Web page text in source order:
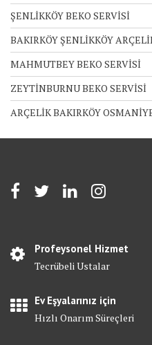
ŞENLİKKÖY BEKO SERVİSİ
BAKIRKÖY ŞENLİKKÖY
MAHMUTBEY BEKO SERVİSİ
ZEYTİNBURNU BEKO SERVİSİ
ARÇELİK BAKIRKÖY
Profeysonel Hizmet
Tecrübeli Ustalar
Ev Eşyalarınız için
Hızlı Onarım Süreçleri